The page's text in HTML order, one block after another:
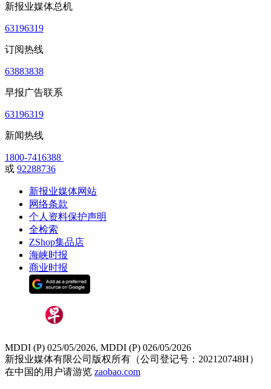
新报业媒体总机
63196319
订阅热线
63883838
早报广告联系
63196319
新闻热线
1800-7416388
或 92288736
新报业媒体网站
网络条款
个人资料保护声明
全检索
ZShop集品店
海峡时报
商业时报
MDDI (P) 025/05/2026, MDDI (P) 026/05/2026
新报业媒体有限公司版权所有（公司登记号：202120748H）
在中国的用户请游览 zaobao.com